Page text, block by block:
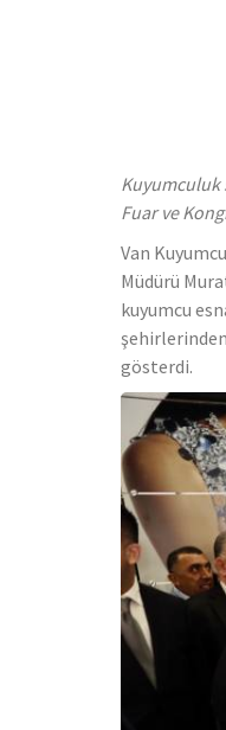
Kuyumculuk
Fuar ve
Van
Müdürü
kuyumcu
gösterdi.